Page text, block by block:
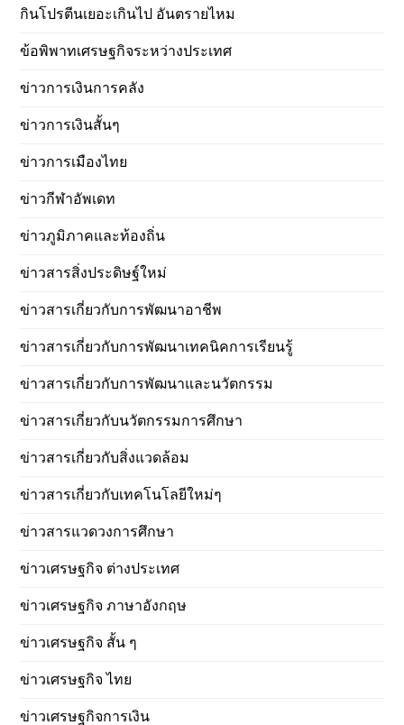
กินโปรตีนเยอะเกินไป อันตรายไหม
ข้อพิพาทเศรษฐกิจระหว่างประเทศ
ข่าวการเงินการคลัง
ข่าวการเงินสั้นๆ
ข่าวการเมืองไทย
ข่าวกีฬาอัพเดท
ข่าวภูมิภาคและท้องถิ่น
ข่าวสารสิ่งประดิษฐ์ใหม่
ข่าวสารเกี่ยวกับการพัฒนาอาชีพ
ข่าวสารเกี่ยวกับการพัฒนาเทคนิคการเรียนรู้
ข่าวสารเกี่ยวกับการพัฒนาและนวัตกรรม
ข่าวสารเกี่ยวกับนวัตกรรมการศึกษา
ข่าวสารเกี่ยวกับสิ่งแวดล้อม
ข่าวสารเกี่ยวกับเทคโนโลยีใหม่ๆ
ข่าวสารแวดวงการศึกษา
ข่าวเศรษฐกิจ ต่างประเทศ
ข่าวเศรษฐกิจ ภาษาอังกฤษ
ข่าวเศรษฐกิจ สั้น ๆ
ข่าวเศรษฐกิจ ไทย
ข่าวเศรษฐกิจการเงิน